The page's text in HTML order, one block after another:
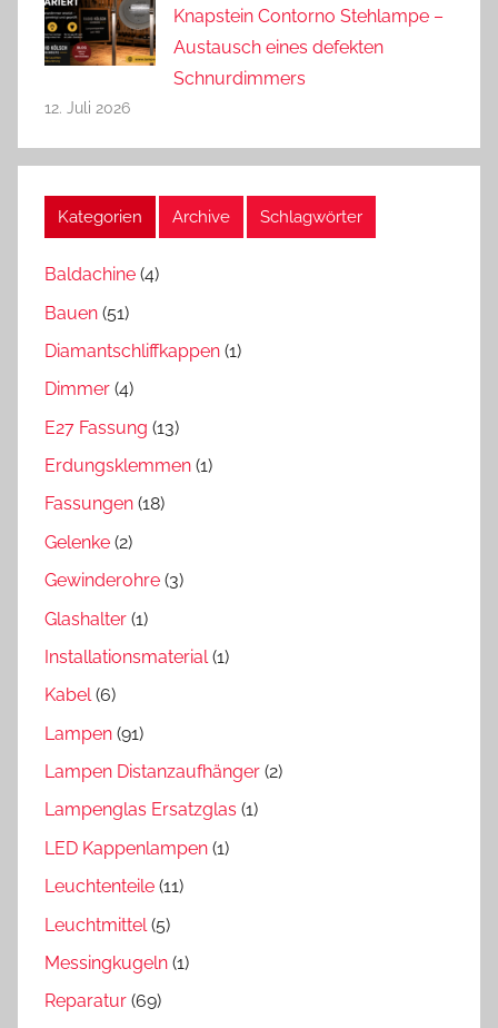
Knapstein Contorno Stehlampe –
Austausch eines defekten
Schnurdimmers
12. Juli 2026
Kategorien Archive Schlagwörter
Baldachine (4)
Bauen (51)
Diamantschliffkappen (1)
Dimmer (4)
E27 Fassung (13)
Erdungsklemmen (1)
Fassungen (18)
Gelenke (2)
Gewinderohre (3)
Glashalter (1)
Installationsmaterial(1)
Kabel(6)
Lampen (91)
Lampen Distanzaufhänger (2)
Lampenglas Ersatzglas (1)
LED Kappenlampen (1)
Leuchtenteile (11)
Leuchtmittel (5)
Messingkugeln (1)
Reparatur (69)